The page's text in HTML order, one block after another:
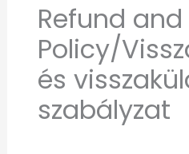
Refund and
Policy/
és
szabályzat